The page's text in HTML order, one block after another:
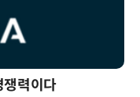
쟁력이다